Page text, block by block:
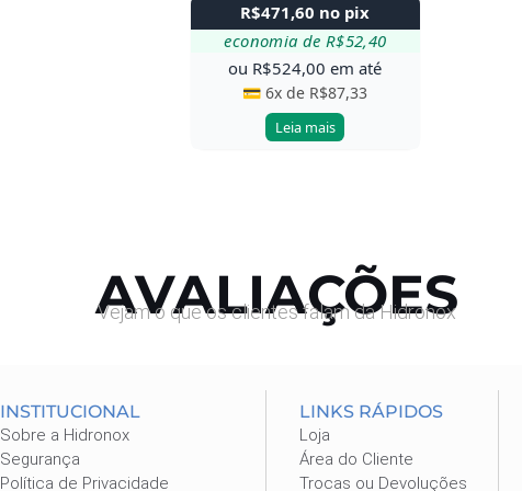
R$471,60 no pix
economia de R$52,40
ou R$524,00 em até
💳 6x de R$87,33
Leia mais
AVALIAÇÕES
Vejam o que os clientes falam da Hidronox
INSTITUCIONAL
Sobre a Hidronox
Segurança
Política de Privacidade
LINKS RÁPIDOS
Loja
Área do Cliente
Trocas ou Devoluções